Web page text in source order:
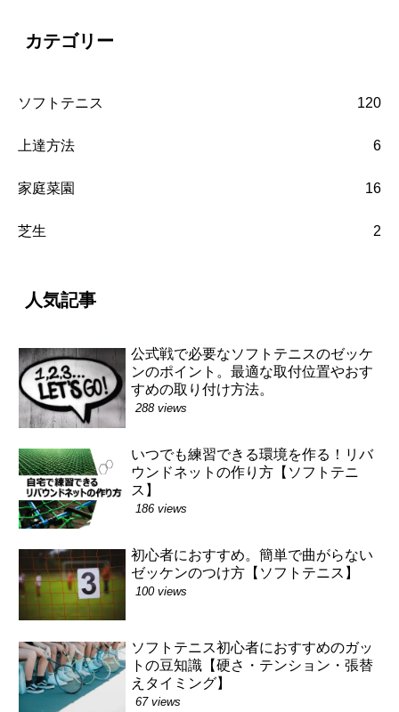
カテゴリー
ソフトテニス 120
上達方法 6
家庭菜園 16
芝生 2
人気記事
公式戦で必要なソフトテニスのゼッケ
ンのポイント。最適な取付位置やおす
すめの取り付け方法。
288 views
いつでも練習できる環境を作る！リバ
ウンドネットの作り方【ソフトテニ
ス】
186 views
初心者におすすめ。簡単で曲がらない
ゼッケンのつけ方【ソフトテニス】
100 views
ソフトテニス初心者におすすめのガッ
トの豆知識【硬さ・テンション・張替
えタイミング】
67 views